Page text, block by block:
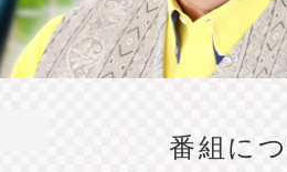
番組に